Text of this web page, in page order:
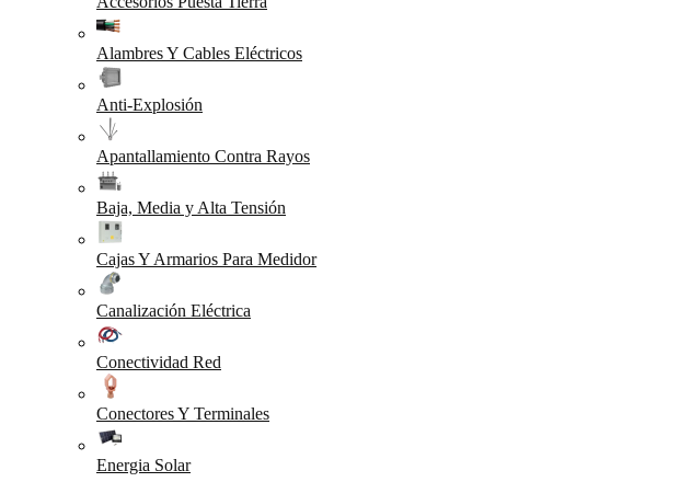
Alambres Y Cables Eléctricos
Anti-Explosión
Apantallamiento Contra Rayos
Baja, Media y Alta Tensión
Cajas Y Armarios Para Medidor
Canalización Eléctrica
Conectividad Red
Conectores Y Terminales
Energia Solar